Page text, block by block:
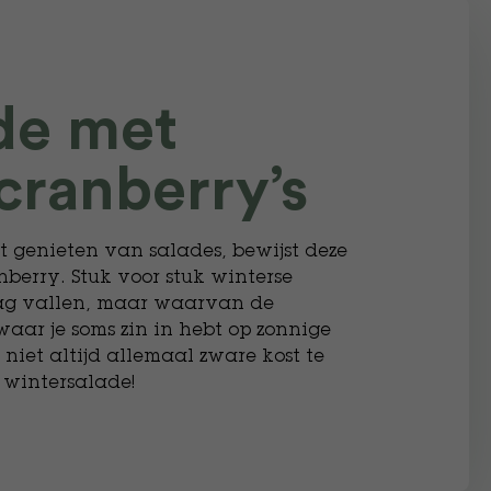
met
genieten van salades, bewijst deze
Stuk voor stuk winterse
vallen, maar waarvan de
je soms zin in hebt op zonnige
altijd allemaal zware kost te